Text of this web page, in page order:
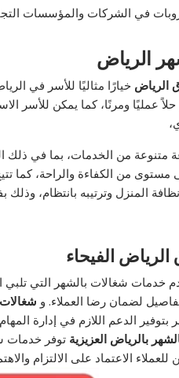
في الشركات والمؤسسات
الرياض
الرياض خيارًا مثاليًا للأسر في
حلاً عمليًا ومرنًا، كما يمكن للأسر
من الخدمات، بما في ذلك
مستوى من الكفاءة والراحة، كما
المنزل وترتيبه بانتظام، وذلك
الفيحاء
شغالات بالشهر التي تلبي
لضمان رضا العملاء. و شغالات
الدعم اللازم في إدارة
بالرياض العزيزية توفر خدمات
الاعتماد على الالتزام